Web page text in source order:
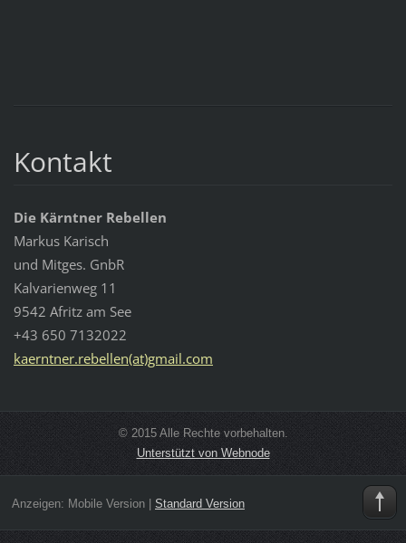
Kontakt
Die Kärntner Rebellen
Markus Karisch
und Mitges. GnbR
Kalvarienweg 11
9542 Afritz am See
+43 650 7132022
kaerntner.rebellen(at)gmail.com
© 2015 Alle Rechte vorbehalten.
Unterstützt von Webnode
Anzeigen: Mobile Version| Standard Version